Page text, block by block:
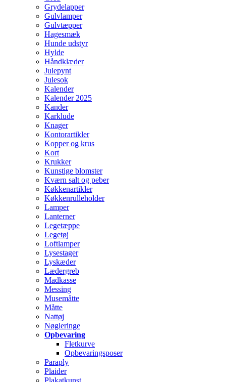
Grydelapper
Gulvlamper
Gulvtæpper
Hagesmæk
Hunde udstyr
Hylde
Håndklæder
Julepynt
Julesok
Kalender
Kalender 2025
Kander
Karklude
Knager
Kontorartikler
Kopper og krus
Kort
Krukker
Kunstige blomster
Kværn salt og peber
Køkkenartikler
Køkkenrulleholder
Lamper
Lanterner
Legetæppe
Legetøj
Loftlamper
Lysestager
Lyskæder
Lædergreb
Madkasse
Messing
Musemåtte
Måtte
Nattøj
Nøgleringe
Opbevaring
Fletkurve
Opbevaringsposer
Paraply
Plaider
Plakatkunst